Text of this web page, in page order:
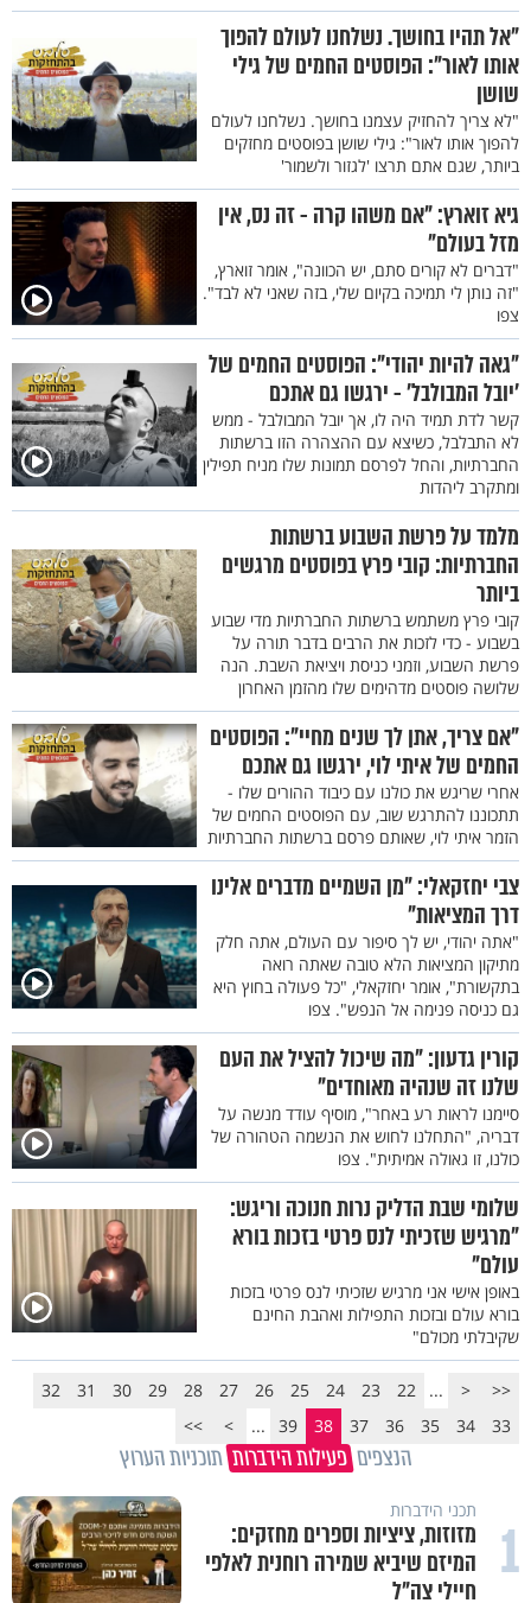
"אל תהיו בחושך. נשלחנו לעולם להפוך
אותו לאור": הפוסטים החמים של גילי
שושן
"לא צריך להחזיק עצמנו בחושך. נשלחנו לעולם
להפוך אותו לאור": גילי שושן בפוסטים מחזקים
ביותר, שגם אתם תרצו 'לגזור ולשמור'
גיא זוארץ: "אם משהו קרה - זה נס, אין
מזל בעולם"
"דברים לא קורים סתם, יש הכוונה", אומר זוארץ,
"זה נותן לי תמיכה בקיום שלי, בזה שאני לא לבד".
צפו
"גאה להיות יהודי": הפוסטים החמים של
'יובל המבולבל' - ירגשו גם אתכם
קשר לדת תמיד היה לו, אך יובל המבולבל - ממש
לא התבלבל, כשיצא עם ההצהרה הזו ברשתות
החברתיות, והחל לפרסם תמונות שלו מניח תפילין
ומתקרב ליהדות
מלמד על פרשת השבוע ברשתות
החברתיות: קובי פרץ בפוסטים מרגשים
ביותר
קובי פרץ משתמש ברשתות החברתיות מדי שבוע
בשבוע - כדי לזכות את הרבים בדבר תורה על
פרשת השבוע, וזמני כניסת ויציאת השבת. הנה
שלושה פוסטים מדהימים שלו מהזמן האחרון
"אם צריך, אתן לך שנים מחיי": הפוסטים
החמים של איתי לוי, ירגשו גם אתכם
אחרי שריגש את כולנו עם כיבוד ההורים שלו -
תתכוננו להתרגש שוב, עם הפוסטים החמים של
הזמר איתי לוי, שאותם פרסם ברשתות החברתיות
צבי יחזקאלי: "מן השמיים מדברים אלינו
דרך המציאות"
"אתה יהודי, יש לך סיפור עם העולם, אתה חלק
מתיקון המציאות הלא טובה שאתה רואה
בתקשורת", אומר יחזקאלי, "כל פעולה בחוץ היא
גם כניסה פנימה אל הנפש". צפו
קורין גדעון: "מה שיכול להציל את העם
שלנו זה שנהיה מאוחדים"
סיימנו לראות רע באחר", מוסיף עודד מנשה על
דבריה, "התחלנו לחוש את הנשמה הטהורה של
כולנו, זו גאולה אמיתית". צפו
שלומי שבת הדליק נרות חנוכה וריגש:
"מרגיש שזכיתי לנס פרטי בזכות בורא
עולם"
באופן אישי אני מרגיש שזכיתי לנס פרטי בזכות
בורא עולם ובזכות התפילות ואהבת החינם
שקיבלתי מכולם"
<<
<
...
22
23
24
25
26
27
28
29
30
31
32
33
34
35
36
37
38
39
...
>
>>
הנצפים פעילות הידברות תוכניות הערוץ
1 תכני הידברות
מזוזות, ציציות וספרים מחזקים:
המיזם שיביא שמירה רוחנית לאלפי
חיילי צה"ל